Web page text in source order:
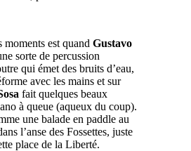
moments est quand Gustavo
sorte de percussion
qui émet des bruits d’eau,
avec les mains et sur
fait quelques beaux
à queue (aqueux du coup).
une balade en paddle au
l’anse des Fossettes, juste
place de la Liberté.